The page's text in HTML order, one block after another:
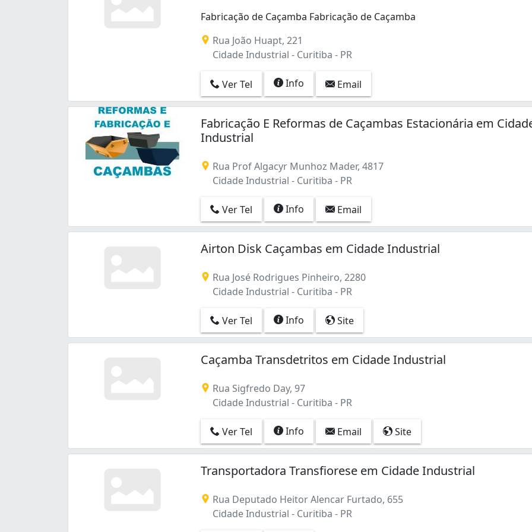
Fabricação de Caçamba Fabricação de Caçamba
Rua João Huapt, 221
Cidade Industrial - Curitiba - PR
Ver Tel Info Email
Fabricação E Reformas de Caçambas Estacionária em
Industrial
Rua Prof Algacyr Munhoz Mader, 4817
Cidade Industrial - Curitiba - PR
Ver Tel Info Email
Airton Disk Caçambas em Cidade Industrial
Rua José Rodrigues Pinheiro, 2280
Cidade Industrial - Curitiba - PR
Ver Tel Info Site
Caçamba Transdetritos em Cidade Industrial
Rua Sigfredo Day, 97
Cidade Industrial - Curitiba - PR
Ver Tel Info Email Site
Transportadora Transfiorese em Cidade Industrial
Rua Deputado Heitor Alencar Furtado, 655
Cidade Industrial - Curitiba - PR